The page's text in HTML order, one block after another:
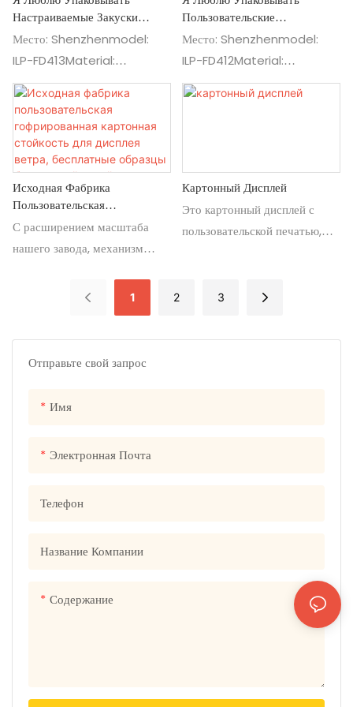
Отправьте свой запрос
Имя
Электронная Почта
Телефон
Название Компании
Содержание
супермаркет, аппаратный
магазин и различные сцены.
Настраиваемые Закуски
Картонные Полы.
Место: Shenzhenmodel:
ILP-FD413Material:
CardBoardsize: 73*40*170
CMCUSTOM: Материал,
размер, логотип, печать,
художественная работа: показ
для закуски, еды,
BeveragesIt для:
супермаркета, магазина и
различных сцен
Пользовательские
Шоколадные Конфет
Место: Shenzhenmodel:
ILP-FD412Material:
CorrugatedSize:
120*100*130 Cmcustom:
шоколадной конфет
Исходная Фабрика
Пользовательская
Гофрированная Картонная
Бесплатные Образцы
С расширением масштаба
нашего завода, механизм
количество сотрудников
увеличилось до более чем
абсолютно
Картонный Дисплей
Это картонный дисплей с
пользовательской печатью,
1 2 3